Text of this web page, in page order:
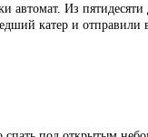
Из пятидесяти
катер и отправили в